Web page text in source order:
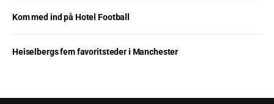
Kom med ind på Hotel Football
Heiselbergs fem favoritsteder i Manchester